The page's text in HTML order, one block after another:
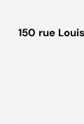
150 rue